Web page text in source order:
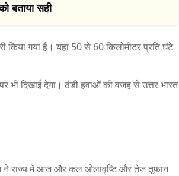
बताया सही
गया है। यहां 50 से 60 किलोमीटर प्रति घंटे
भी दिखाई देगा। ठंडी हवाओं की वजह से उत्तर भारत
ने राज्य में आज और कल ओलावृष्टि और तेज तूफान